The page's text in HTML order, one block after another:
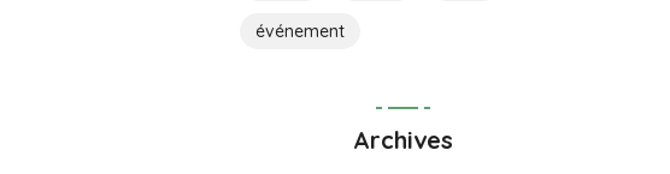
événement
Archives